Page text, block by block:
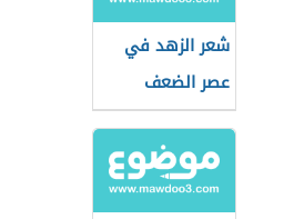
شعر الزهد في
عصر الضعف